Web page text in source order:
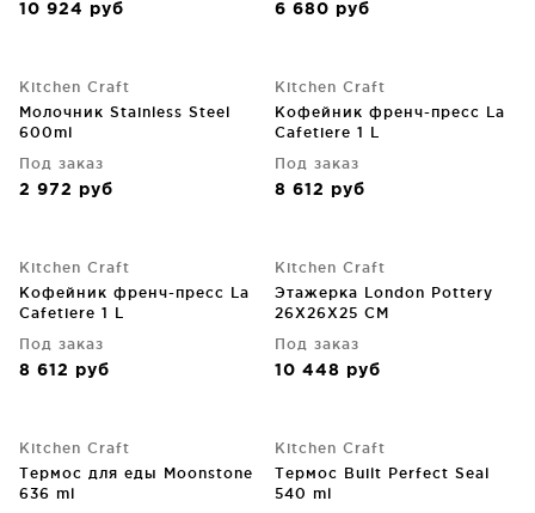
10 924 руб 6 680 руб
Kitchen Craft
Молочник Stainless Steel
600ml
Под заказ
2 972 руб
Kitchen Craft
Кофейник френч-пресс La
Cafetiere 1 L
Под заказ
8 612 руб
Kitchen Craft
Кофейник френч-пресс La
Cafetiere 1 L
Под заказ
8 612 руб
Kitchen Craft
Этажерка London Pottery
26X26X25 CM
Под заказ
10 448 руб
Kitchen Craft
Термос для еды Moonstone
636 ml
Kitchen Craft
Термос Built Perfect Seal
540 ml